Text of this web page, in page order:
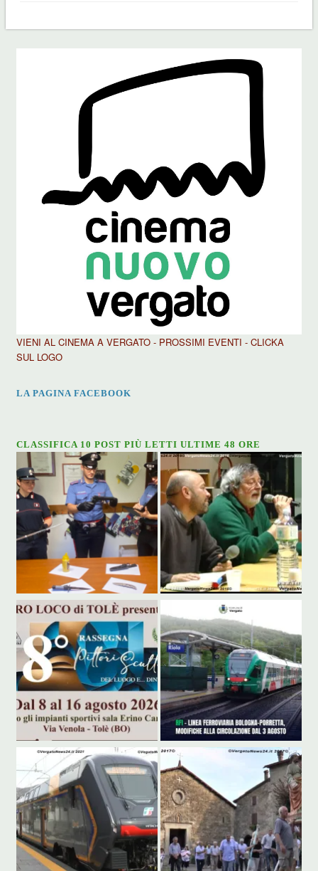
VIENI AL CINEMA A VERGATO - PROSSIMI EVENTI - CLICKA
SUL LOGO
LA PAGINA FACEBOOK
CLASSIFICA 10 POST PIÙ LETTI ULTIME 48 ORE